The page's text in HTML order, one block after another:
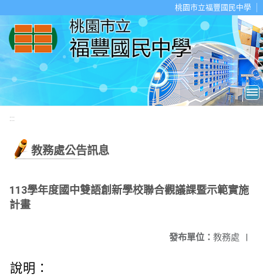
桃園市立福豐國民中學
:::
教務處公告訊息
113學年度國中雙語創新學校聯合觀議課暨示範實施
計畫
發布單位： 教務處 |
說明：